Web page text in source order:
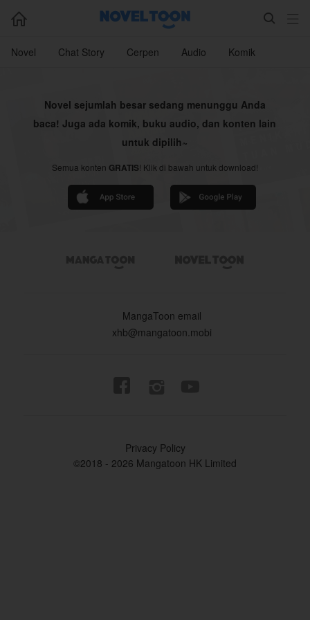
  
Novel Chat Story Cerpen Audio Komik
Novel sejumlah besar sedang menunggu Anda
baca! Juga ada komik, buku audio, dan konten lain
untuk dipilih~
Semua konten GRATIS! Klik di bawah untuk download!
MangaToon email
xhb@mangatoon.mobi
Privacy Policy
©2018 - 2026 Mangatoon HK Limited